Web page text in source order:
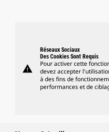
warning
Réseaux Sociaux
Des Cookies Sont Requis
Pour activer cette
devez accepter
à des fins de
performances et de